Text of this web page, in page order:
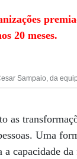
20 meses.
Sampaio, da
as
Uma
a capacidade